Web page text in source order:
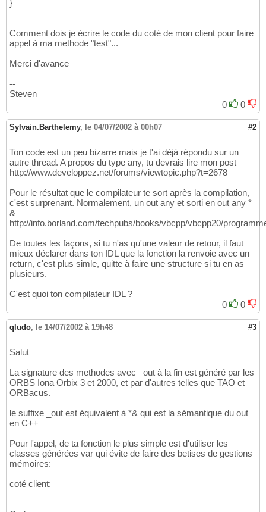
}
Comment dois je écrire le code du coté de mon client pour faire
appel à ma methode "test"...
Merci d'avance
--
Steven
0
0
Sylvain.Barthelemy, le 04/07/2002 à 00h07 #2
Ton code est un peu bizarre mais je t'ai déjà répondu sur un
autre thread. A propos du type any, tu devrais lire mon post
http://www.developpez.net/forums/viewtopic.php?t=2678
Pour le résultat que le compilateur te sort après la compilation,
c'est surprenant. Normalement, un out any et sorti en out any *
&
http://info.borland.com/techpubs/books/vbcpp/vbcpp20/
De toutes les façons, si tu n'as qu'une valeur de retour, il faut
mieux déclarer dans ton IDL que la fonction la renvoie avec un
return, c'est plus simle, quitte à faire une structure si tu en as
plusieurs.
C'est quoi ton compilateur IDL ?
0
0
qludo, le 14/07/2002 à 19h48 #3
Salut
La signature des methodes avec _out à la fin est généré par les
ORBS Iona Orbix 3 et 2000, et par d'autres telles que TAO et
ORBacus.
le suffixe _out est équivalent à *& qui est la sémantique du out
en C++
Pour l'appel, de ta fonction le plus simple est d'utiliser les
classes générées var qui évite de faire des betises de gestions
mémoires:
coté client: